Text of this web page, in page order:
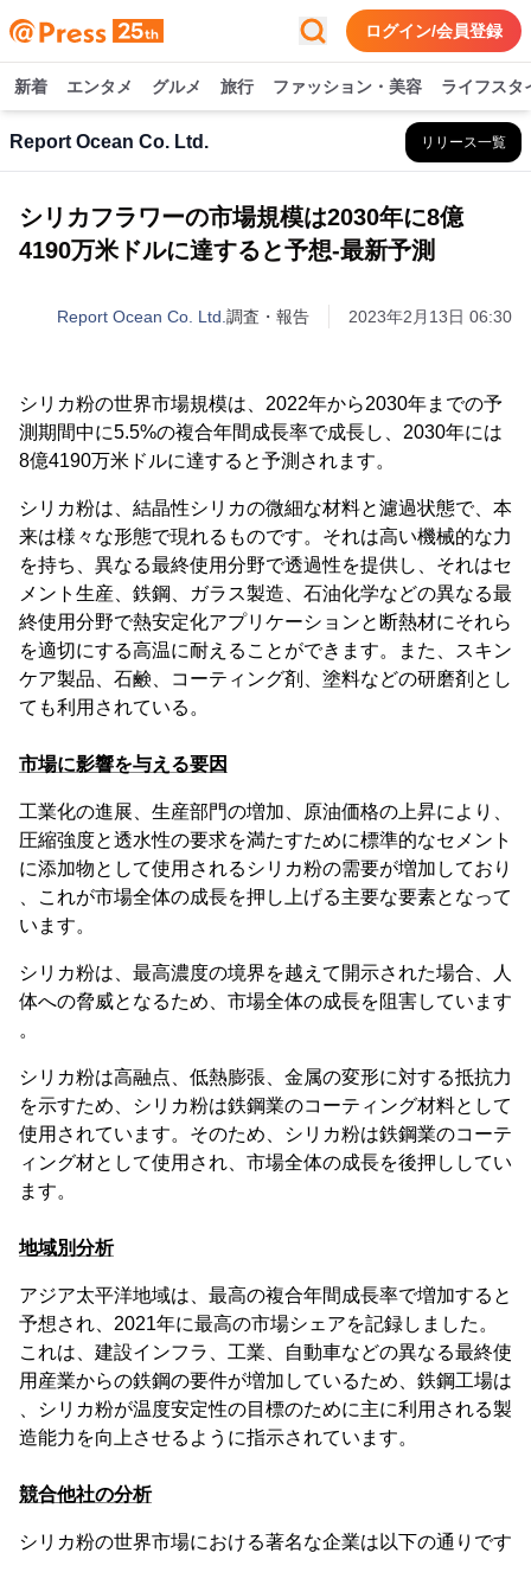
ログイン/会員登録
新着 エンタメ グルメ 旅行 ファッション・美容 ライフスタ
Report Ocean Co. Ltd. リリース一覧
シリカフラワーの市場規模は2030年に8億
4190万米ドルに達すると予想-最新予測
Report Ocean Co. Ltd. 調査・報告 2023年2月13日 06:30
シリカ粉の世界市場規模は、2022年から2030年までの予
測期間中に5.5%の複合年間成長率で成長し、2030年には
8億4190万米ドルに達すると予測されます。
シリカ粉は、結晶性シリカの微細な材料と濾過状態で、本
来は様々な形態で現れるものです。それは高い機械的な力
を持ち、異なる最終使用分野で透過性を提供し、それはセ
メント生産、鉄鋼、ガラス製造、石油化学などの異なる最
終使用分野で熱安定化アプリケーションと断熱材にそれら
を適切にする高温に耐えることができます。また、スキン
ケア製品、石鹸、コーティング剤、塗料などの研磨剤とし
ても利用されている。
市場に影響を与える要因
工業化の進展、生産部門の増加、原油価格の上昇により、
圧縮強度と透水性の要求を満たすために標準的なセメント
に添加物として使用されるシリカ粉の需要が増加しており
、これが市場全体の成長を押し上げる主要な要素となって
います。
シリカ粉は、最高濃度の境界を越えて開示された場合、人
体への脅威となるため、市場全体の成長を阻害しています
。
シリカ粉は高融点、低熱膨張、金属の変形に対する抵抗力
を示すため、シリカ粉は鉄鋼業のコーティング材料として
使用されています。そのため、シリカ粉は鉄鋼業のコーテ
ィング材として使用され、市場全体の成長を後押ししてい
ます。
地域別分析
アジア太平洋地域は、最高の複合年間成長率で増加すると
予想され、2021年に最高の市場シェアを記録しました。
これは、建設インフラ、工業、自動車などの異なる最終使
用産業からの鉄鋼の要件が増加しているため、鉄鋼工場は
、シリカ粉が温度安定性の目標のために主に利用される製
造能力を向上させるように指示されています。
競合他社の分析
シリカ粉の世界市場における著名な企業は以下の通りです